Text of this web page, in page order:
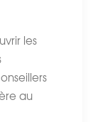
les
au